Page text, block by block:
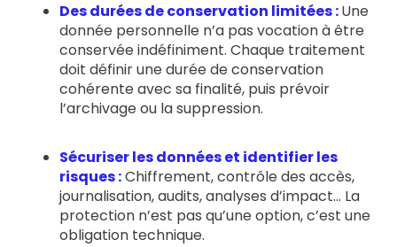
Des durées de conservation limitées :Une
donnée personnelle n’a pas vocation à être
conservée indéfiniment. Chaque traitement
doit définir une durée de conservation
cohérente avec sa finalité, puis prévoir
l’archivage ou la suppression.
Sécuriser les données et identifier les
risques :Chiffrement, contrôle des accès,
journalisation, audits, analyses d’impact… La
protection n’est pas qu’une option, c’est une
obligation technique.